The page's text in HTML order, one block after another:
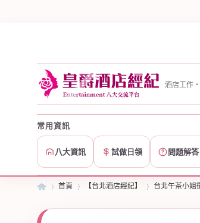
酒店工作
常用資訊
八大資訊 試做日領 問題解答
首頁 【台北酒店經紀】 台北午茶小姐